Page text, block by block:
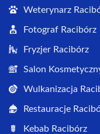
Weterynarz
Fotograf Racibórz
Fryzjer Racibórz
Salon
Wulkanizacja
Restauracje
Kebab Racibórz